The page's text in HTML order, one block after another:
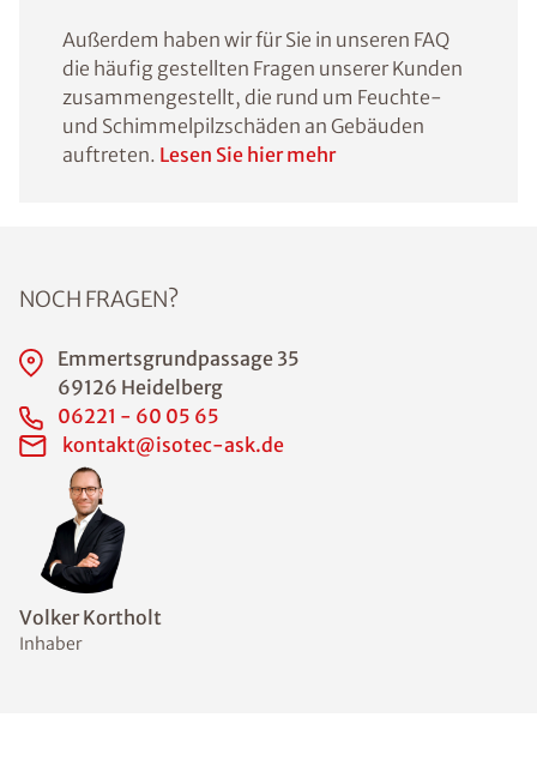
Außerdem haben wir für Sie in unseren FAQ
die häufig gestellten Fragen unserer Kunden
zusammengestellt, die rund um Feuchte-
und Schimmelpilzschäden an Gebäuden
auftreten. Lesen Sie hier mehr
Volker Kortholt
Inhaber
NOCH FRAGEN?
Emmertsgrundpassage 35
69126 Heidelberg
06221 - 60 05 65
kontakt@isotec-ask.de